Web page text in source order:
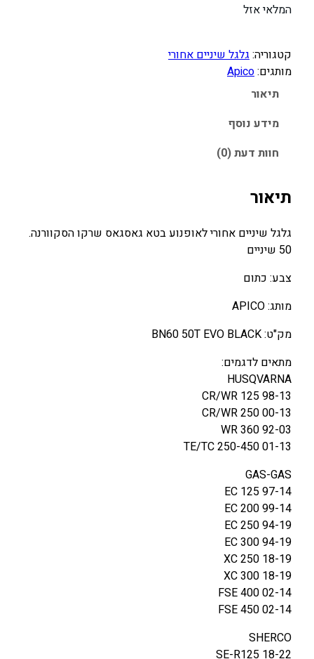
3
0
0
0
2
המלאי אזל
קטגוריה:גלגל שיניים אחורי
מותגים:Apico
תיאור
מידע נוסף
חוות דעת (0)
תיאור
גלגל שיניים אחורי לאופנוע בטא גאסגאס שרקו הסקוורנה.
50 שיניים
צבע: כתום
מותג: APICO
מק"ט: BN60 50T EVO BLACK
מתאים לדגמים:
HUSQVARNA
CR/WR 125 98-13
CR/WR 250 00-13
WR 360 92-03
TE/TC 250-450 01-13
GAS-GAS
EC 125 97-14
EC 200 99-14
EC 250 94-19
EC 300 94-19
XC 250 18-19
XC 300 18-19
FSE 400 02-14
FSE 450 02-14
SHERCO
SE-R125 18-22